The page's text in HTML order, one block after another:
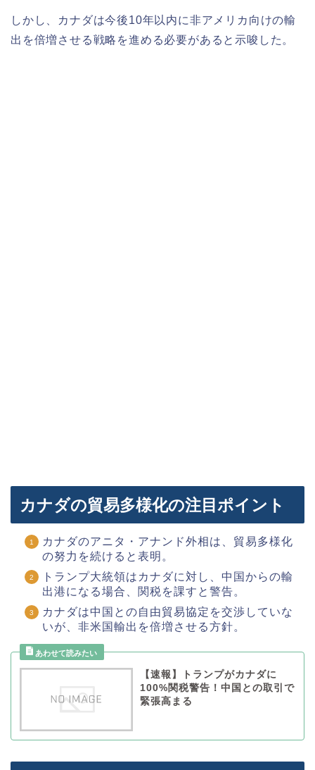
しかし、カナダは今後10年以内に非アメリカ向けの輸
出を倍増させる戦略を進める必要があると示唆した。
カナダの貿易多様化の注目ポイント
カナダのアニタ・アナンド外相は、貿易多様化
の努力を続けると表明。
トランプ大統領はカナダに対し、中国からの輸
出港になる場合、関税を課すと警告。
カナダは中国との自由貿易協定を交渉していな
いが、非米国輸出を倍増させる方針。
【速報】トランプがカナダに
100%関税警告！中国との取引で
緊張高まる